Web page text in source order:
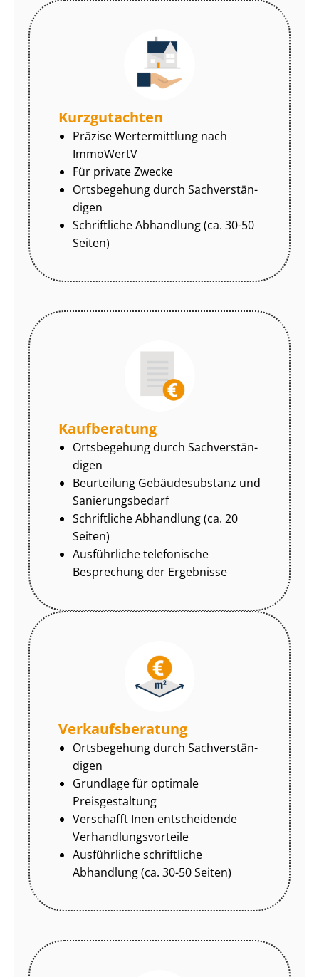
Kurzgutachten
Präzise Wertermittlung nach
ImmoWertV
Für private Zwecke
Ortsbegehung durch Sach­ver­stän­
di­gen
Schriftliche Abhandlung (ca. 30-50
Seiten)
Kaufberatung
Ortsbegehung durch Sach­ver­stän­
di­gen
Beurteilung Gebäudesubstanz und
Sa­nie­rungs­be­darf
Schriftliche Abhandlung (ca. 20
Seiten)
Ausführliche telefonische
Besprechung der Ergebnisse
Ver­kaufs­be­ra­tung
Ortsbegehung durch Sach­ver­stän­
di­gen
Grundlage für optimale
Preisgestaltung
Verschafft Inen entscheidende
Ver­hand­lungs­vor­tei­le
Ausführliche schriftliche
Abhandlung (ca. 30-50 Seiten)